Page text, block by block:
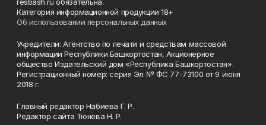
Категория информационной продукции 18+
Об использовании персональных данных
Учредители: Агентство по печати и средствам массовой
информации Республики Башкортостан, Акционерное
общество Издательский дом «Республика Башкортостан».
Регистрационный номер: серия Эл № ФС 77-73100 от 9 июня
2018 г.
Главный редактор Набиева Г. Р.
Редактор сайта Тюнёва Н. Р.